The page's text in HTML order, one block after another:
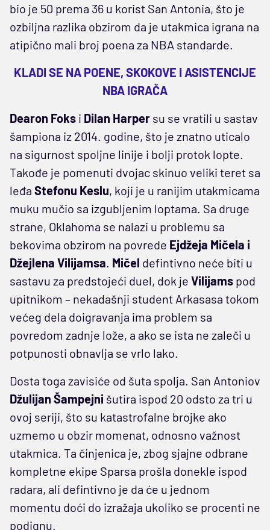
bio je 50 prema 36 u korist San Antonia, što je
ozbiljna razlika obzirom da je utakmica igrana na
atipično mali broj poena za NBA standarde.
KLADI SE NA POENE, SKOKOVE I ASISTENCIJE
NBA IGRAČA
Dearon Foks i Dilan Harper su se vratili u sastav
šampiona iz 2014. godine, što je znatno uticalo
na sigurnost spoljne linije i bolji protok lopte.
Takođe je pomenuti dvojac skinuo veliki teret sa
leđa Stefonu Keslu, koji je u ranijim utakmicama
muku mučio sa izgubljenim loptama. Sa druge
strane, Oklahoma se nalazi u problemu sa
bekovima obzirom na povrede Ejdžeja Mičela i
Džejlena Vilijamsa. Mičel defintivno neće biti u
sastavu za predstojeći duel, dok je Vilijams pod
upitnikom – nekadašnji student Arkasasa tokom
većeg dela doigravanja ima problem sa
povredom zadnje lože, a ako se ista ne zaleči u
potpunosti obnavlja se vrlo lako.
Dosta toga zavisiće od šuta spolja. San Antoniov
Džulijan Šampejni šutira ispod 20 odsto za tri u
ovoj seriji, što su katastrofalne brojke ako
uzmemo u obzir momenat, odnosno važnost
utakmica. Ta činjenica je, zbog sjajne odbrane
kompletne ekipe Sparsa prošla donekle ispod
radara, ali defintivno je da će u jednom
momentu doći do izražaja ukoliko se procenti ne
podignu.